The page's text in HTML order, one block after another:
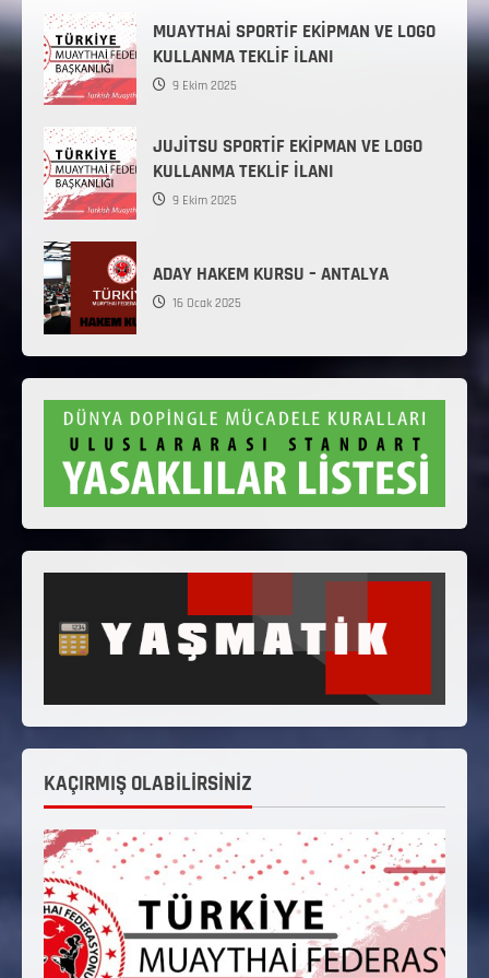
MUAYTHAİ SPORTİF EKİPMAN VE LOGO
KULLANMA TEKLİF İLANI
9 Ekim 2025
JUJİTSU SPORTİF EKİPMAN VE LOGO
KULLANMA TEKLİF İLANI
9 Ekim 2025
ADAY HAKEM KURSU – ANTALYA
16 Ocak 2025
KAÇIRMIŞ OLABİLİRSİNİZ